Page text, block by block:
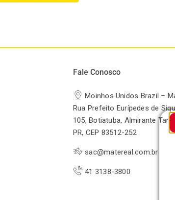
Fale Conosco
Moinhos Unidos Brazil –
Rua Prefeito Eurípedes de
105, Botiatuba, Almirante
PR, CEP 83512-252
sac@matereal.com.br
41 3138-3800